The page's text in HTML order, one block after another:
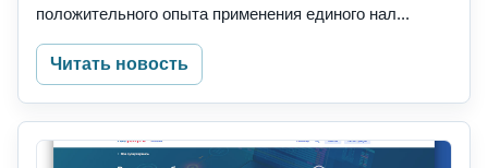
положительного опыта применения единого нал...
Читать новость